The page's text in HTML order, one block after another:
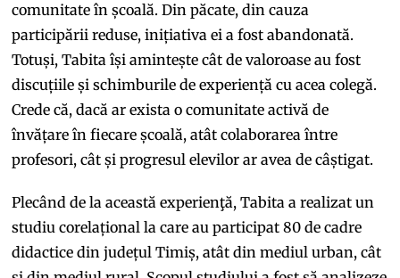
comunitate în școală. Din păcate, din cauza
participării reduse, inițiativa ei a fost abandonată.
Totuși, Tabita își amintește cât de valoroase au fost
discuțiile și schimburile de experiență cu acea colegă.
Crede că, dacă ar exista o comunitate activă de
învățare în fiecare școală, atât colaborarea între
profesori, cât și progresul elevilor ar avea de câștigat.
Plecând de la această experienţă, Tabita a realizat un
studiu corelațional la care au participat 80 de cadre
didactice din județul Timiș, atât din mediul urban, cât